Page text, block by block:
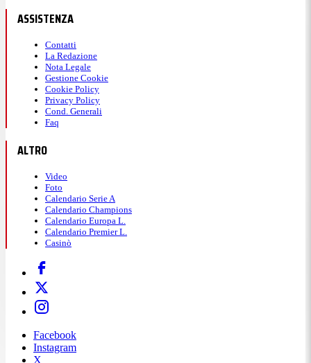
ASSISTENZA
Contatti
La Redazione
Nota Legale
Gestione Cookie
Cookie Policy
Privacy Policy
Cond. Generali
Faq
ALTRO
Video
Foto
Calendario Serie A
Calendario Champions
Calendario Europa L.
Calendario Premier L.
Casinò
Facebook
Instagram
X